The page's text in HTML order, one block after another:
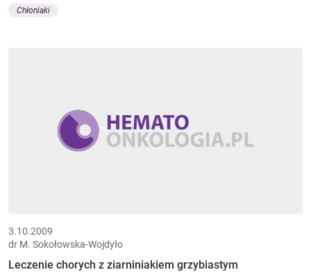
Chłoniaki
3.10.2009
dr M. Sokołowska-Wojdyło
Leczenie chorych z ziarniniakiem grzybiastym